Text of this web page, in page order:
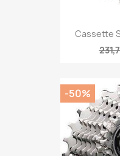
Cassette
-50%